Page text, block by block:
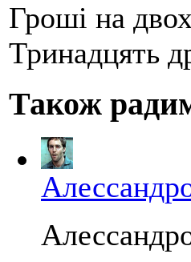
Гроші на
Тринадцять
Також